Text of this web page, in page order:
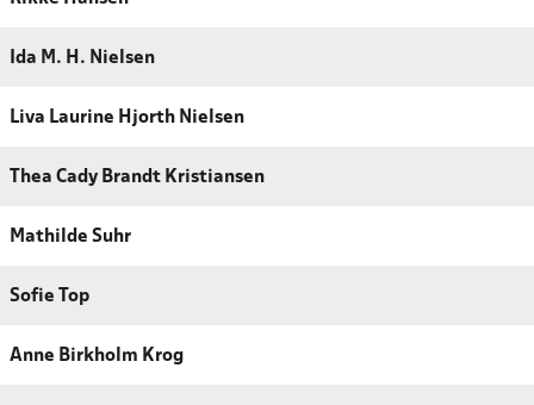
Ida M. H. Nielsen
Liva Laurine Hjorth Nielsen
Thea Cady Brandt Kristiansen
Mathilde Suhr
Sofie Top
Anne Birkholm Krog